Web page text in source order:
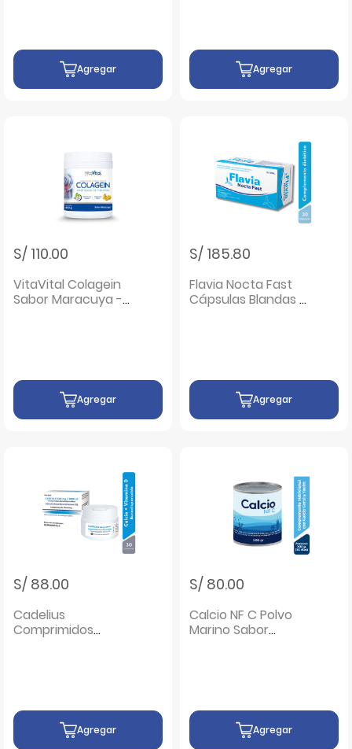
Agregar Agregar
S/ 110.00
VitaVital Colagein
Sabor Maracuya -
Agregar
S/ 185.80
Flavia Nocta Fast
Cápsulas Blandas -
Agregar
S/ 88.00
Cadelius
Comprimidos
Agregar
S/ 80.00
Calcio NF C Polvo
Marino Sabor
Agregar